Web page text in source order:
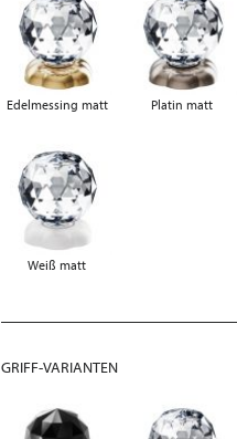
Edelmessing matt Platin matt
Weiß matt
GRIFF-VARIANTEN